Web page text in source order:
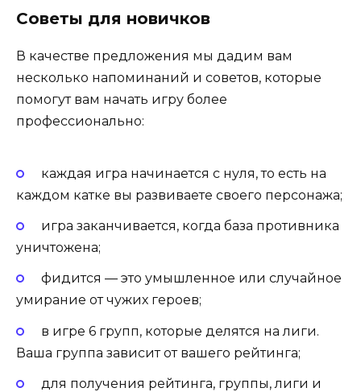
Советы для новичков
В качестве предложения мы дадим вам
несколько напоминаний и советов, которые
помогут вам начать игру более
профессионально:
каждая игра начинается с нуля, то есть на
каждом катке вы развиваете своего персонажа;
игра заканчивается, когда база противника
уничтожена;
фидится — это умышленное или случайное
умирание от чужих героев;
в игре 6 групп, которые делятся на лиги.
Ваша группа зависит от вашего рейтинга;
для получения рейтинга, группы, лиги и